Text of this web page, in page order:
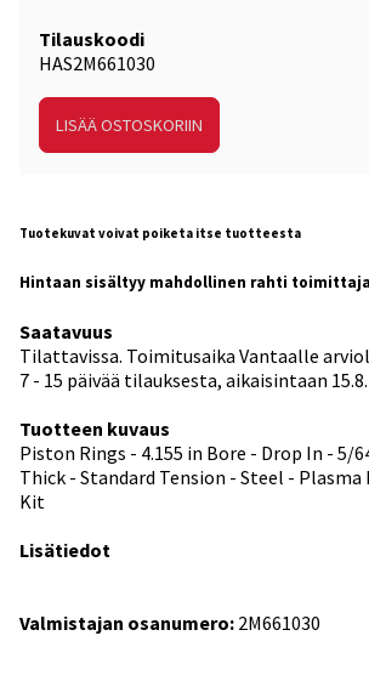
Tilauskoodi
HAS2M661030
Tuotekuvat voivat poiketa itse tuotteesta
Hintaan sisältyy mahdollinen rahti
Saatavuus
Tilattavissa. Toimitusaika Vantaalle
7 - 15 päivää tilauksesta, aikaisintaan
Tuotteen kuvaus
Piston Rings - 4.155 in Bore - Drop In - 5/
Thick - Standard Tension - Steel - Plasma
Kit
Lisätiedot
Valmistajan osanumero: 2M661030